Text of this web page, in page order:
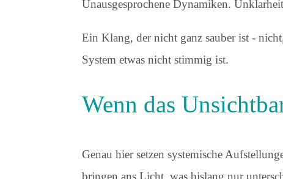
Unausgesprochene Dynamiken.
Ein Klang, der nicht ganz sauber ist -
System etwas nicht stimmig ist.
Wenn das
Genau hier setzen systemische